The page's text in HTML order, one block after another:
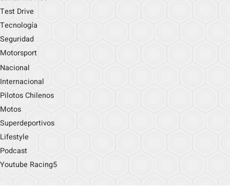
Test Drive
Tecnología
Seguridad
Motorsport
Nacional
Internacional
Pilotos Chilenos
Motos
Superdeportivos
Lifestyle
Podcast
Youtube Racing5